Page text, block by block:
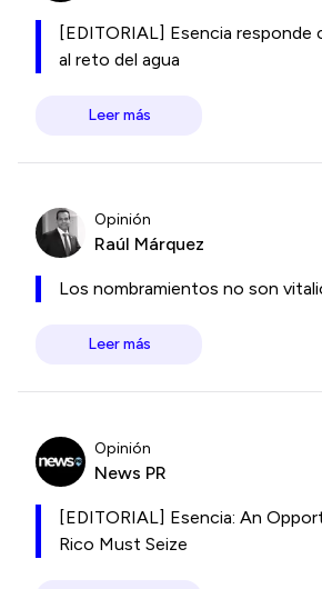
[EDITORIAL] Esencia responde
al reto del agua
Leer más
Opinión
Raúl Márquez
Los nombramientos no son
Leer más
Opinión
News PR
[EDITORIAL] Esencia: An
Rico Must Seize